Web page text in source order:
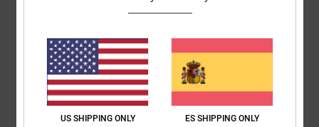
Mostrar original - Português
Comodidad: 5/5 Relación calidad-precio /5 Talla
Material: 5/5 Color: 5/5
US SHIPPING ONLY ES SHIPPING ONLY